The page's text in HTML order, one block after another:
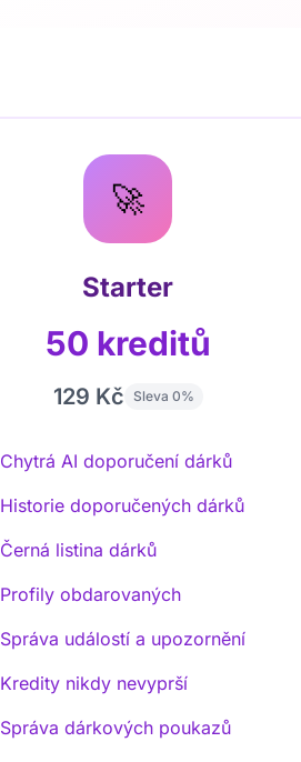
🚀
Starter
50 kreditů
129 Kč Sleva 0%
Chytrá AI doporučení dárků
Historie doporučených dárků
Černá listina dárků
Profily obdarovaných
Správa událostí a upozornění
Kredity nikdy nevyprší
Správa dárkových poukazů